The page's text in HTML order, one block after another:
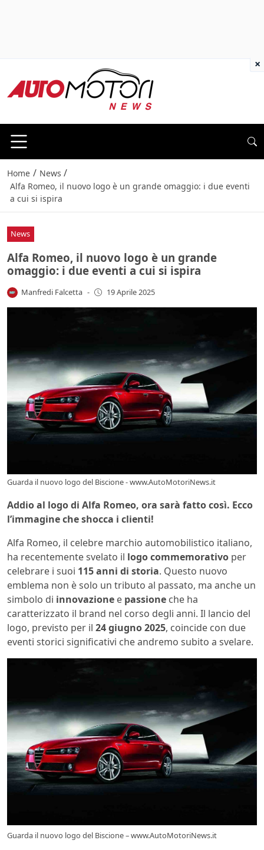
Home / News /
Alfa Romeo, il nuovo logo è un grande omaggio: i due eventi
a cui si ispira
News
Alfa Romeo, il nuovo logo è un grande
omaggio: i due eventi a cui si ispira
Manfredi Falcetta - 19 Aprile 2025
Guarda il nuovo logo del Biscione - www.AutoMotoriNews.it
Addio al logo di Alfa Romeo, ora sarà fatto così. Ecco
l’immagine che shocca i clienti!
Alfa Romeo, il celebre marchio automobilistico italiano,
ha recentemente svelato il logo commemorativo per
celebrare i suoi 115 anni di storia. Questo nuovo
emblema non è solo un tributo al passato, ma anche un
simbolo di innovazione e passione che ha
caratterizzato il brand nel corso degli anni. Il lancio del
logo, previsto per il 24 giugno 2025, coincide con due
eventi storici significativi che andremo subito a svelare.
Guarda il nuovo logo del Biscione – www.AutoMotoriNews.it
×